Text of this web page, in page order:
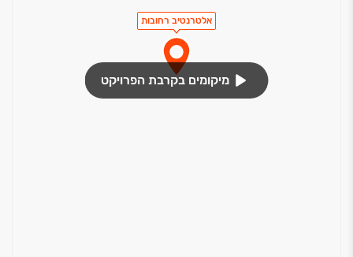
הפרויקט מציג תפיסה מרעננת: אדריכלות בקווים נקיים,
פרופורציות רגועות, חיבור לסביבה, גימור מושקע,
no other. לבחירתכם מגוון דירות על בסיס שלושה סגנונות
עיצוב ייחודיים.
אלטרנטיב רחובות
מיקומים בקרבת הפרויקט